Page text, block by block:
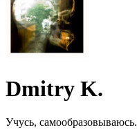
Dmitry K.
Учусь, самообразовываюсь.